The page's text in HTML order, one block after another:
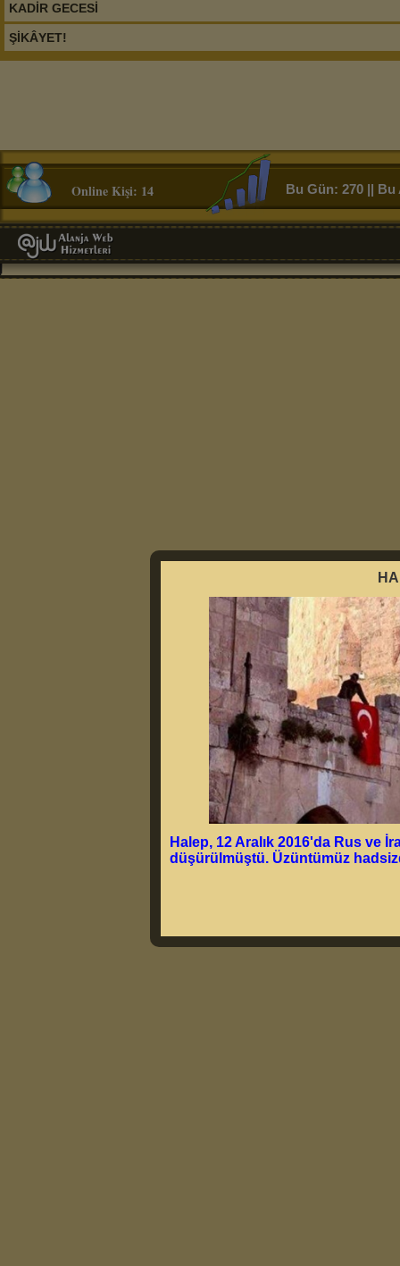
KADİR GECESİ
ŞİKÂYET!
Online Kişi: 14 Bu Gün: 270 || Bu
Halep, 12 Aralık 2016'da Rus ve
düşürülmüştü. Üzüntümüz